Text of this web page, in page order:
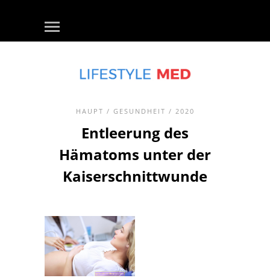
HAUPT / GESUNDHEIT / 2020
Entleerung des
Hämatoms unter der
Kaiserschnittwunde